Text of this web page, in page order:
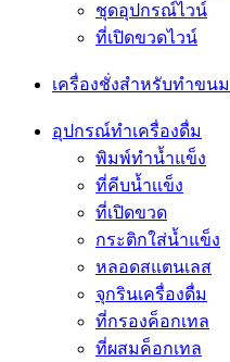
ชุดอุปกรณ์ไวน์
ที่เปิดขวดไวน์
เครื่องชั่งสำหรับทำขนม
อุปกรณ์ทำเครื่องดื่ม
พิมพ์ทำน้ำแข็ง
ที่คีบน้ำเเข็ง
ที่เปิดขวด
กระติกใส่น้ำแข็ง
หลอดสแตนเลส
จุกรินเครื่องดื่ม
ที่กรองค็อกเทล
ที่ผสมค็อกเทล